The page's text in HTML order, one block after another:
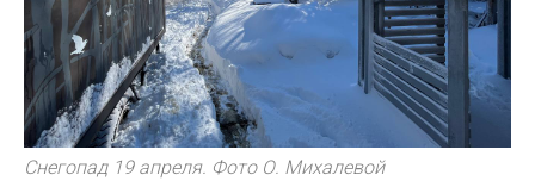
Снегопад 19 апреля. Фото О. Михалевой